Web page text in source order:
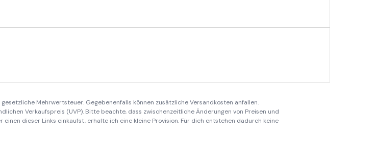
Mehrwertsteuer. Gegebenenfalls können zusätzliche Versandkosten anfallen.
Verkaufspreis (UVP). Bitte beachte, dass zwischenzeitliche Änderungen von Preisen und
dieser Links einkaufst, erhalte ich eine kleine Provision. Für dich entstehen dadurch keine